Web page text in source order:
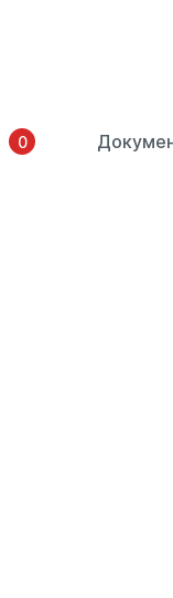
0